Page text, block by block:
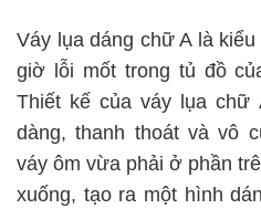
Váy lụa dáng chữ A là
giờ lỗi mốt trong tủ đồ
Thiết kế của váy lụa chữ
dàng, thanh thoát và vô
váy ôm vừa phải ở phần
xuống, tạo ra một hình